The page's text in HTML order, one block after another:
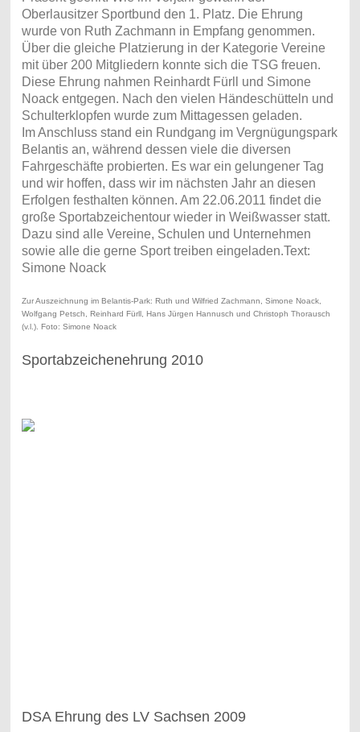
Oberlausitzer Sportbund den 1. Platz. Die Ehrung
wurde von Ruth Zachmann in Empfang genommen.
Über die gleiche Platzierung in der Kategorie Vereine
mit über 200 Mitgliedern konnte sich die TSG freuen.
Diese Ehrung nahmen Reinhardt Fürll und Simone
Noack entgegen. Nach den vielen Händeschütteln und
Schulterklopfen wurde zum Mittagessen geladen.
Im Anschluss stand ein Rundgang im Vergnügungspark
Belantis an, während dessen viele die diversen
Fahrgeschäfte probierten. Es war ein gelungener Tag
und wir hoffen, dass wir im nächsten Jahr an diesen
Erfolgen festhalten können. Am 22.06.2011 findet die
große Sportabzeichentour wieder in Weißwasser statt.
Dazu sind alle Vereine, Schulen und Unternehmen
sowie alle die gerne Sport treiben eingeladen.Text:
Simone Noack
Zur Auszeichnung im Belantis-Park: Ruth und Wilfried Zachmann, Simone Noack,
Wolfgang Petsch, Reinhard Fürll, Hans Jürgen Hannusch und Christoph Thorausch
(v.l.). Foto: Simone Noack
Sportabzeichenehrung 2010
DSA Ehrung des LV Sachsen 2009